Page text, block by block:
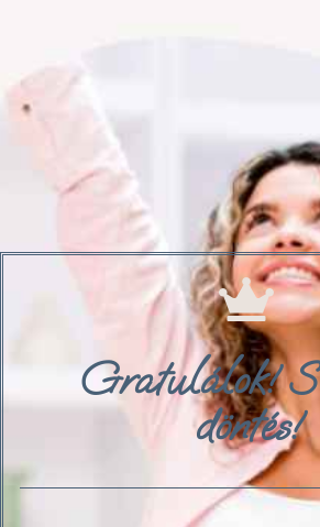
Gratulálok!
döntés!